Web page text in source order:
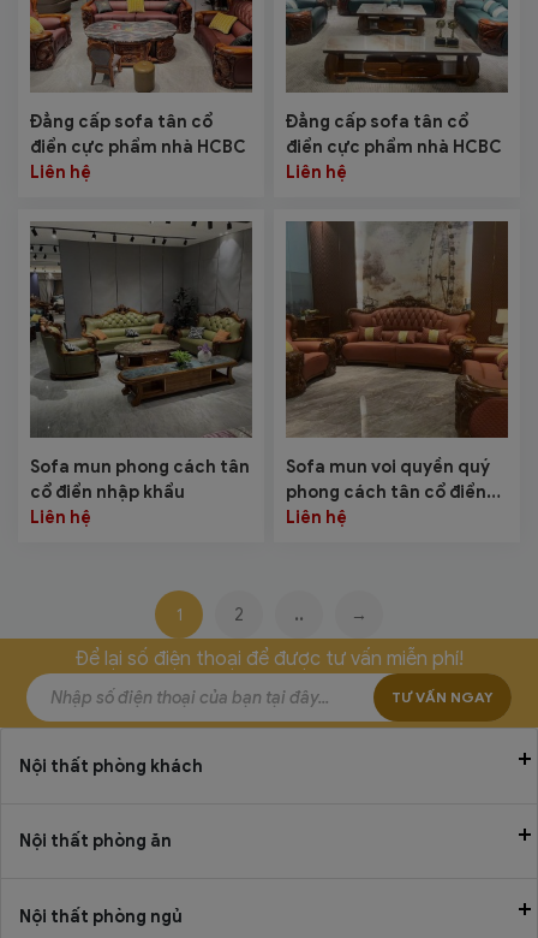
Đẳng cấp sofa tân cổ
điển cực phẩm nhà HCBC
Liên hệ
Đẳng cấp sofa tân cổ
điển cực phẩm nhà HCBC
Liên hệ
Sofa mun phong cách tân
cổ điển nhập khẩu
Liên hệ
Sofa mun voi quyền quý
phong cách tân cổ điển
nhập khẩu SF-9128
Liên hệ
1 2 .. →
Để lại số điện thoại để được tư vấn miễn phí!
TƯ VẤN NGAY
Nội thất phòng khách
Nội thất phòng ăn
Nội thất phòng ngủ